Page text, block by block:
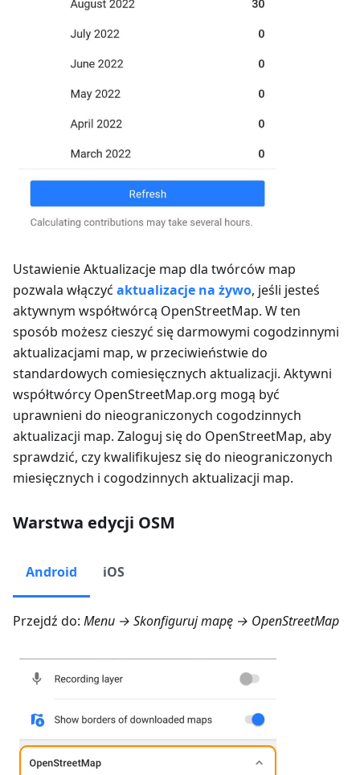
UstawienieAktualizacje map dla twórców map
pozwala włączyć aktualizacje na żywo, jeśli jesteś
aktywnym współtwórcą OpenStreetMap. W ten
sposób możesz cieszyć się darmowymi cogodzinnymi
aktualizacjami map, w przeciwieństwie do
standardowych comiesięcznych aktualizacji. Aktywni
współtwórcy OpenStreetMap.org mogą być
uprawnieni do nieograniczonych cogodzinnych
aktualizacji map. Zaloguj się do OpenStreetMap, aby
sprawdzić, czy kwalifikujesz się do nieograniczonych
miesięcznych i cogodzinnych aktualizacji map.
Warstwa edycji OSM
Android iOS
Przejdź do: Menu → Skonfiguruj mapę → OpenStreetMap